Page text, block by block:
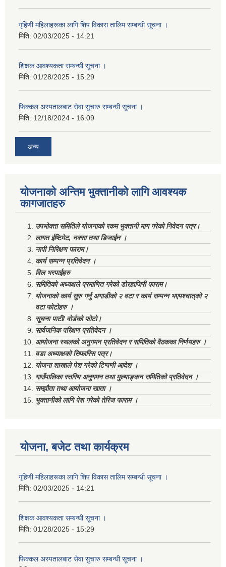
गृहिणी महिलाहरूका लागि शिप विकास तालिम सम्बन्धी सूचना ‌।
मिति: 02/03/2025 - 14:21
शिक्षक आवश्यकता सम्बन्धी सूचना ।
मिति: 01/28/2025 - 15:29
फिक्कल अस्पतालबाट सेवा सुचारु सम्बन्धी सूचना ।
मिति: 12/18/2024 - 16:09
अन्य
योजनाको अन्तिम भुक्तानीको लागि आवश्यक
कागजातहरु
उपभोक्ता समितिले योजनाको रकम भुक्तानी माग गरेको निवेदन पत्र।
लागत ईष्टिमेट, नक्सा तथा डिजाईन ।
नापी निरिक्षण फाराम।
कार्य सम्पन्न प्रतिवेदन ।
विल भरपाईहरु
समितिको अध्यक्षले प्रमाणित गरेको डोरहाजिरी फाराम।
योजनाको कार्य सुरु गर्नु अगाडीको २ वटा र कार्य सम्पन्न भएपश्चात्‌को २
वटा फोटोहरु ।
सूचना पाटी/ वोर्डको फोटो।
सार्वजनिक परिक्षण प्रतिवेदन ।
आयोजना स्थलको अनुगमन प्रतिवेदन र समितिको वैठकका निर्णयहरु ।
वडा अध्याक्षको सिफारिस पत्र।
योजना शाखाले पेश गरेको टिप्पणी आदेश ।
गाउँपालिका स्तरिय अनुगमन तथा मुल्याङ्कन समितिको प्रतिवेदन ।
सम्झौता तथा आयोजना खाता ।
भुक्तानीको लागि पेश गरेको तेरिज फाराम ।
योजना, बजेट तथा कार्यक्रम
गृहिणी महिलाहरूका लागि शिप विकास तालिम सम्बन्धी सूचना ‌।
मिति: 02/03/2025 - 14:21
शिक्षक आवश्यकता सम्बन्धी सूचना ।
मिति: 01/28/2025 - 15:29
फिक्कल अस्पतालबाट सेवा सुचारु सम्बन्धी सूचना ।